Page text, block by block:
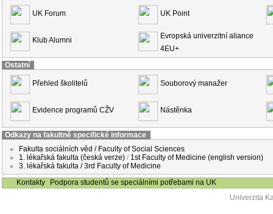
UK Forum UK Point
Klub Alumni
Evropská univerzitní aliance
4EU+
Ostatní
Přehled školitelů Souborový manažer
Evidence programů CŽV Nástěnka
Odkazy na fakultně specifické informace
Fakulta sociálních věd / Faculty of Social Sciences
1. lékařská fakulta (česká verze) / 1st Faculty of Medicine (english version)
3. lékařská fakulta / 3rd Faculty of Medicine
Kontakty
Podpora studentů se speciálními potřebami na UK
Univerzita